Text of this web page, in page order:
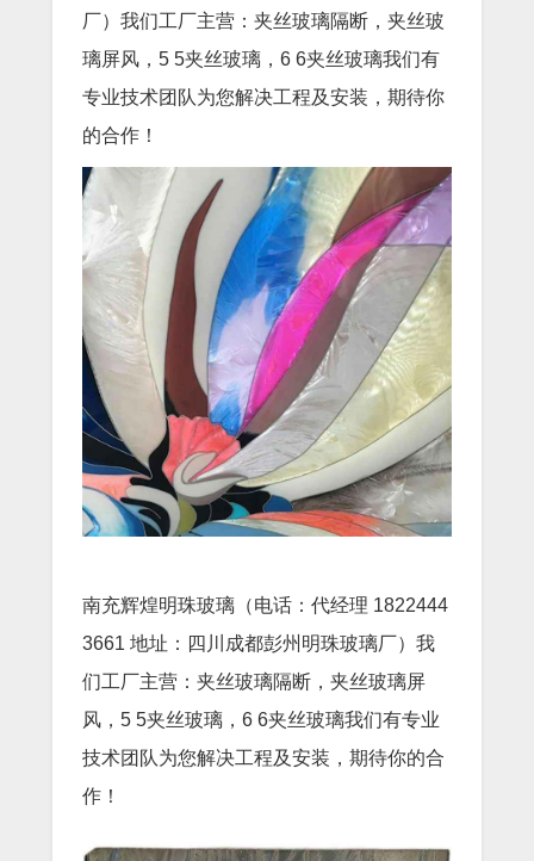
厂）我们工厂主营：夹丝玻璃隔断，夹丝玻
璃屏风，5 5夹丝玻璃，6 6夹丝玻璃我们有
专业技术团队为您解决工程及安装，期待你
的合作！
南充辉煌明珠玻璃（电话：代经理 1822444
3661 地址：四川成都彭州明珠玻璃厂）我
们工厂主营：夹丝玻璃隔断，夹丝玻璃屏
风，5 5夹丝玻璃，6 6夹丝玻璃我们有专业
技术团队为您解决工程及安装，期待你的合
作！